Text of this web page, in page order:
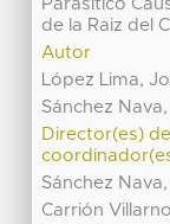
Parásitico
de la Raiz del
Autor
López Lima,
Sánchez
Director(es)
Sánchez
Carrión